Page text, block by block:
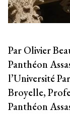
Par Olivier
Panthéon
l’Université
Broyelle,
Panthéon